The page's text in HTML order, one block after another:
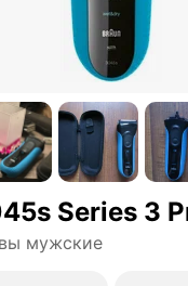
Series 3
мужские